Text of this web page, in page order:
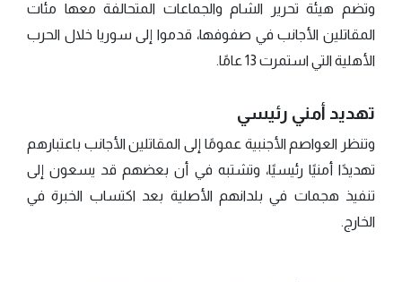
وتضم هيئة تحرير الشام والجماعات المتحالفة معها مئات
المقاتلين الأجانب في صفوفها، قدموا إلى سوريا خلال الحرب
الأهلية التي استمرت 13 عامًا.
تهديد أمني رئيسي
وتنظر العواصم الأجنبية عمومًا إلى المقاتلين الأجانب باعتبارهم
تهديدًا أمنيًا رئيسيًا، وتشتبه في أن بعضهم قد يسعون إلى
تنفيذ هجمات في بلدانهم الأصلية بعد اكتساب الخبرة في
الخارج.